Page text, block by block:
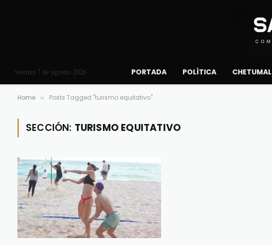
viernes 7 de agosto 2026 PORTADA POLÍTICA CHETUMAL
Home » Posts Tagged "turismo equitativo"
SECCIÓN: TURISMO EQUITATIVO